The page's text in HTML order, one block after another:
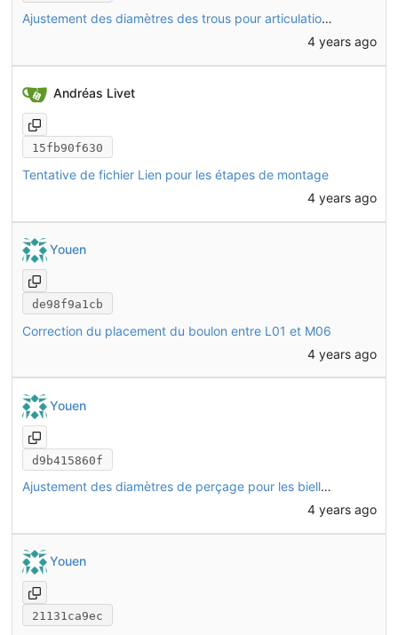
Ajustement des diamètres des trous pour articulation des biellettes
4 years ago
Andréas Livet
15fb90f630
Tentative de fichier Lien pour les étapes de montage
4 years ago
Youen
de98f9a1cb
Correction du placement du boulon entre L01 et M06
4 years ago
Youen
d9b415860f
Ajustement des diamètres de perçage pour les biellettes, ajout des boulons de fixation des triangles
4 years ago
Youen
21131ca9ec